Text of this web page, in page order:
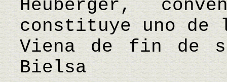
Heuberger,
constituye uno de
Viena de fin de
Bielsa